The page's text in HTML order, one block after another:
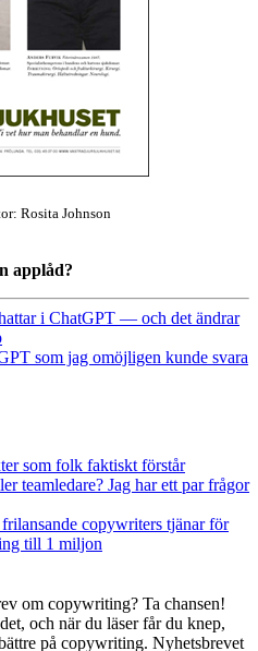
Rosita Johnson
applåd?
i ChatGPT — och det ändrar
som jag omöjligen kunde svara
som folk faktiskt förstår
teamledare? Jag har ett par frågor
copywriters tjänar för
till 1 miljon
om copywriting? Ta chansen!
och när du läser får du knep,
på copywriting. Nyhetsbrevet